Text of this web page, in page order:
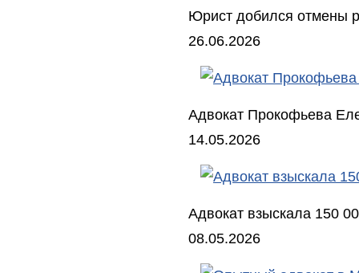
Юрист добился отмены
26.06.2026
Адвокат Прокофьева
14.05.2026
Адвокат взыскала 150
08.05.2026